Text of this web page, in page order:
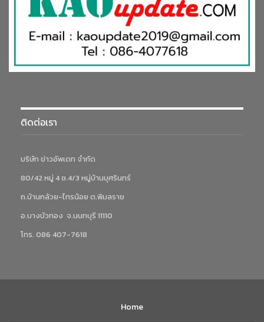
ติดต่อเรา
บริษัท ข่าวอัพเดท จำกัด
80/42 หมู่ 4 ซ.4/3 หมู่บ้านบุศรินทร์
ถ.บ้านกล้วย-ไทรน้อย ต.พิมลราช
อ.บางบัวทอง จ.นนทบุรี 11110
โทร. 086 407-7618
Home